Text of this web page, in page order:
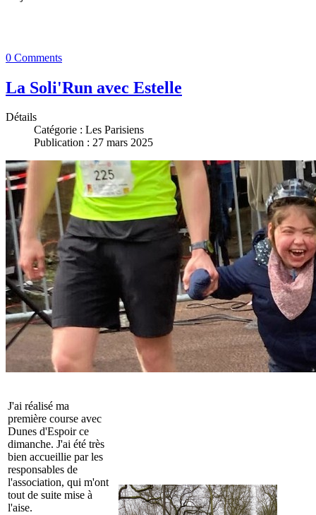
0 Comments
La Soli'Run avec Estelle
Détails
Catégorie : Les Parisiens
Publication : 27 mars 2025
J'ai réalisé ma
première course avec
Dunes d'Espoir ce
dimanche. J'ai été très
bien accueillie par les
responsables de
l'association, qui m'ont
tout de suite mise à
l'aise.